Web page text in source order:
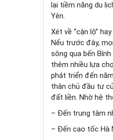
lại tiềm năng du
Yên.
Xét về “cận lộ”
Nếu trước đây,
sông qua bến
thêm nhiều lựa
phát triển đến
thân chủ đầu tư
đất liền. Nhờ hệ
– Đến trung tâm
– Đến cao tốc Hà